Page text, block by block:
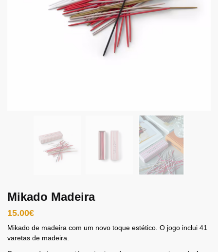
Mikado Madeira
15.00€
Mikado de madeira com um novo toque estético. O jogo inclui 41
varetas de madeira.